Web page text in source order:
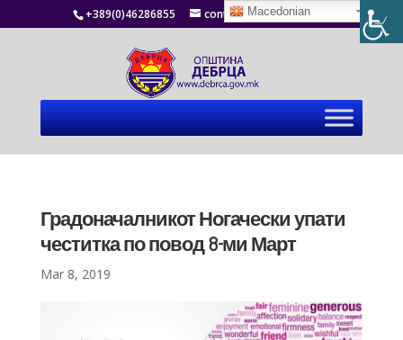
+389(0)46286855 contact@debrca.gov.mk
Градоначалникот Ногачески упати
честитка по повод 8-ми Март
Mar 8, 2019
Macedonian